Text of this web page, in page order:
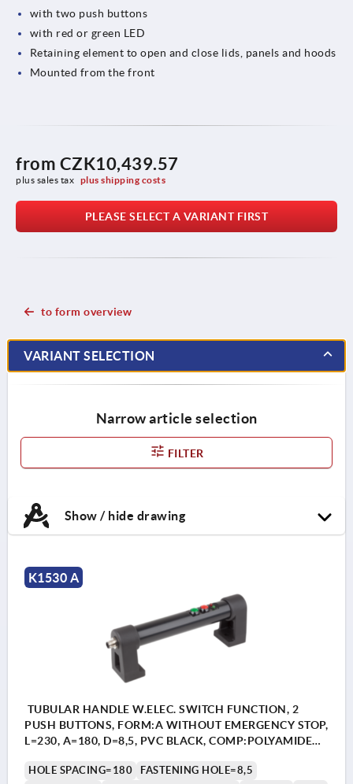
with two push buttons
with red or green LED
Retaining element to open and close lids, panels and hoods
Mounted from the front
from CZK10,439.57
plus sales tax plus shipping costs
PLEASE SELECT A VARIANT FIRST
to form overview
VARIANT SELECTION
Narrow article selection
FILTER
Show / hide drawing
K1530 A
TUBULAR HANDLE W.ELEC. SWITCH FUNCTION, 2
PUSH BUTTONS, FORM:A WITHOUT EMERGENCY STOP,
L=230, A=180, D=8,5, PVC BLACK, COMP:POLYAMIDE
HOLE SPACING=180
FASTENING HOLE=8,5